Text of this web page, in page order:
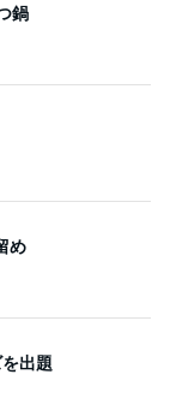
鍋
め
出題